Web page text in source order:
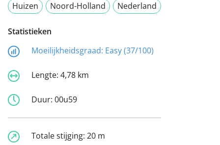
Huizen
Noord-Holland Nederland
Statistieken
Moeilijkheidsgraad: Easy (37/100)
Lengte: 4,78 km
Duur: 00u59
Totale stijging: 20 m